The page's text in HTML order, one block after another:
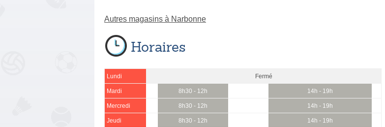
Autres magasins à Narbonne
Horaires
Lundi Fermé
Mardi 8h30 - 12h 14h - 19h
Mercredi 8h30 - 12h 14h - 19h
Jeudi 8h30 - 12h 14h - 19h